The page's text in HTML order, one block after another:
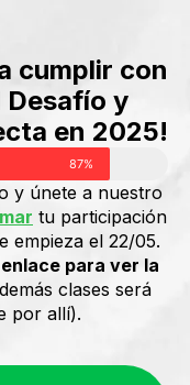
cumplir con
y
en 2025!
87%
y únete a nuestro
tu participación
empieza el 22/05.
para ver la
clases será
por allí).